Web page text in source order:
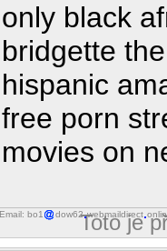
only black
bridgette
hispanic
free porn
movies on
Email: bo1 dow62 webmaildirect
Toto je